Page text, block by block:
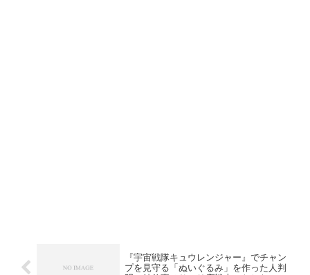
『宇宙戦隊キュウレンジャー』でチャン
プを見守る「ぬいぐるみ」を作った人判